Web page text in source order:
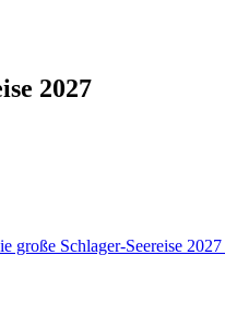
2027
große Schlager-Seereise 2027